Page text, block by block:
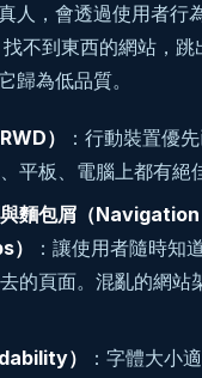
人，會透過使用者行
不到東西的網站，跳
歸為低品質。
）
：行動裝置優
平板、電腦上都有絕
麵包屑（
：讓使用者隨時知
的頁面。混亂的網站
）
：字體大小